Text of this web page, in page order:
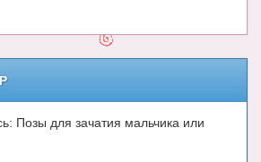
Позы для зачатия мальчика или